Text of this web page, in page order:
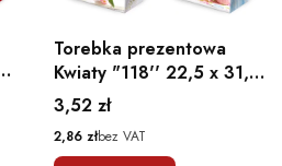
Torebka prezentowa
Kwiaty "118'' 22,5 x 31,5
x 10,8
Cena
3,52 zł
Cena
2,86 złbez VAT